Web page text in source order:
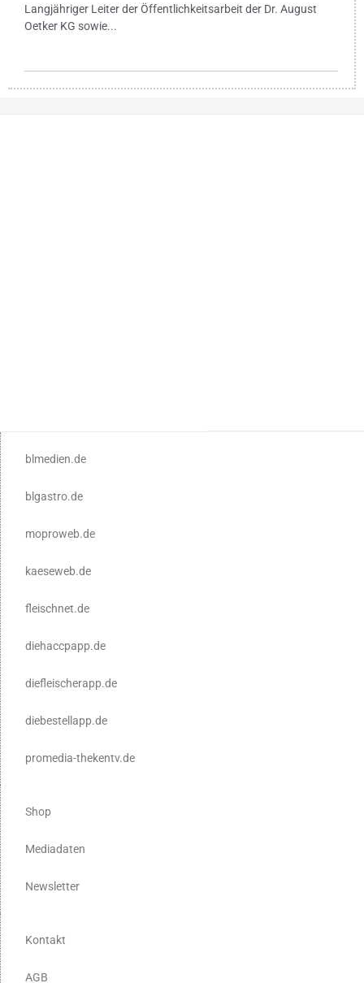
Langjähriger Leiter der Öffentlichkeitsarbeit der Dr. August
Oetker KG sowie...
blmedien.de
blgastro.de
moproweb.de
kaeseweb.de
fleischnet.de
diehaccpapp.de
diefleischerapp.de
diebestellapp.de
promedia-thekentv.de
Shop
Mediadaten
Newsletter
Kontakt
AGB